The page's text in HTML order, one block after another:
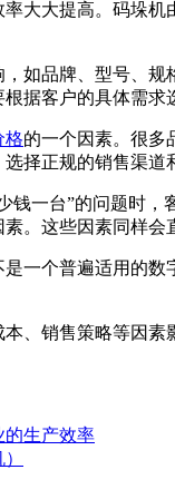
大大提高。码垛
如品牌、型号、
据客户的具体需
格的一个因素。很多
择正规的销售渠道
钱一台”的问题时
。这些因素同样
一个普遍适用的
、销售策略等因
的生产效率